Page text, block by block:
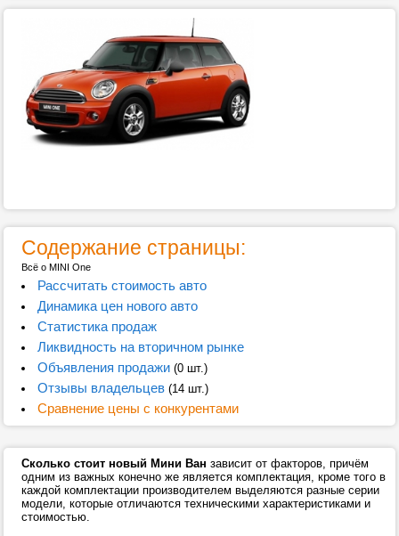
Содержание страницы:
Всё о MINI One
Рассчитать стоимость авто
Динамика цен нового авто
Статистика продаж
Ликвидность на вторичном рынке
Объявления продажи(0 шт.)
Отзывы владельцев(14 шт.)
Сравнение цены с конкурентами
Сколько стоит новый Мини Ван зависит от факторов, причём
одним из важных конечно же является комплектация, кроме того в
каждой комплектации производителем выделяются разные серии
модели, которые отличаются техническими характеристиками и
стоимостью.